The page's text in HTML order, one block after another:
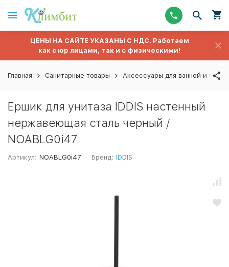
ЦЕНЫ НА САЙТЕ УКАЗАНЫ С НДС. Работаем
как с юр лицами, так и с физическими!
Главная Санитарные товары Аксессуары для ванной и
Ершик для унитаза IDDIS настенный
нержавеющая сталь черный /
NOABLG0i47
Артикул: NOABLG0i47 Бренд: IDDIS